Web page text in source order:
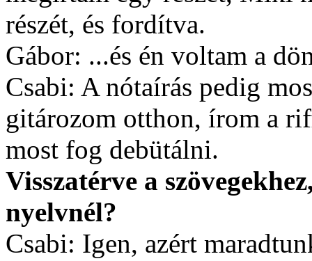
részét, és fordítva.
Gábor: ...és én voltam a
Csabi: A nótaírás pedig
gitározom otthon, írom a
most fog debütálni.
Visszatérve a
nyelvnél?
Csabi: Igen, azért